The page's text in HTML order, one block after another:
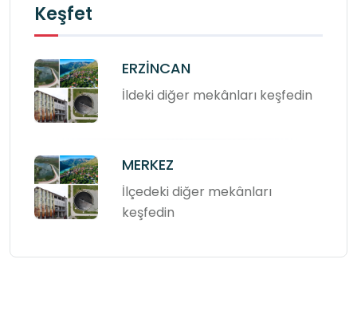
Keşfet
ERZİNCAN
İldeki diğer mekânları keşfedin
MERKEZ
İlçedeki diğer mekânları
keşfedin